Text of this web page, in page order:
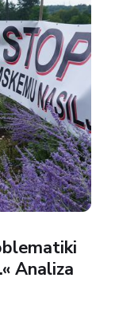
Analiza